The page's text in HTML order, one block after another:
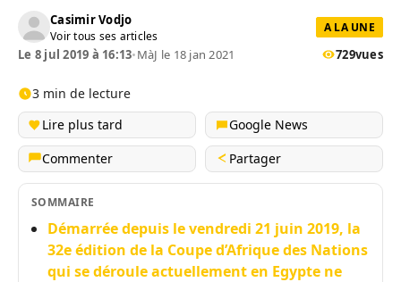
Casimir Vodjo
Voir tous ses articles
A LA UNE
Le 8 jul 2019 à 16:13•MàJ le 18 jan 2021 729vues
3 min de lecture
Lire plus tard
Google News
Commenter
Partager
SOMMAIRE
Démarrée depuis le vendredi 21 juin 2019, la
32e édition de la Coupe d’Afrique des Nations
qui se déroule actuellement en Egypte ne